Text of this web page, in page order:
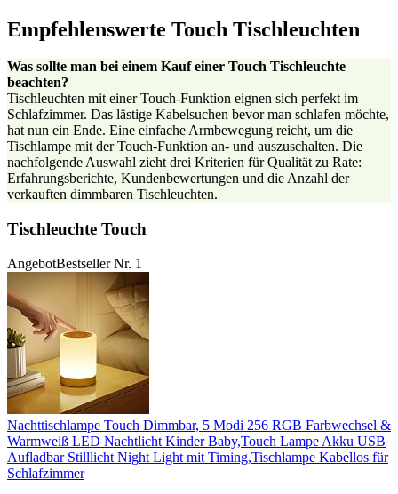
Empfehlenswerte Touch Tischleuchten
Was sollte man bei einem Kauf einer Touch Tischleuchte
beachten?
Tischleuchten mit einer Touch-Funktion eignen sich perfekt im
Schlafzimmer. Das lästige Kabelsuchen bevor man schlafen möchte,
hat nun ein Ende. Eine einfache Armbewegung reicht, um die
Tischlampe mit der Touch-Funktion an- und auszuschalten. Die
nachfolgende Auswahl zieht drei Kriterien für Qualität zu Rate:
Erfahrungsberichte, Kundenbewertungen und die Anzahl der
verkauften dimmbaren Tischleuchten.
Tischleuchte Touch
AngebotBestseller Nr. 1
Nachttischlampe Touch Dimmbar, 5 Modi 256 RGB Farbwechsel &
Warmweiß LED Nachtlicht Kinder Baby,Touch Lampe Akku USB
Aufladbar Stilllicht Night Light mit Timing,Tischlampe Kabellos für
Schlafzimmer